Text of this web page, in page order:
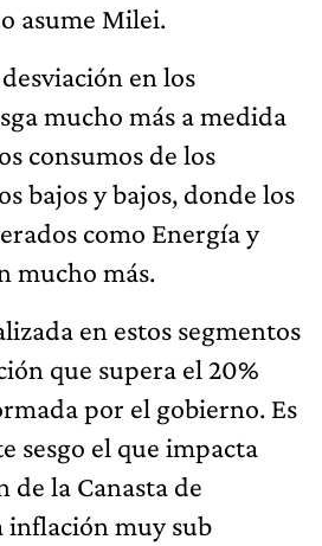
asume Milei.
en los
mucho más a medida
consumos de los
bajos y bajos, donde los
como Energía y
mucho más.
en estos segmentos
que supera el 20%
por el gobierno. Es
sesgo el que impacta
de la Canasta de
inflación muy sub